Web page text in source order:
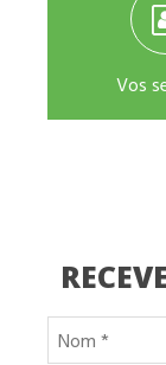
Vos